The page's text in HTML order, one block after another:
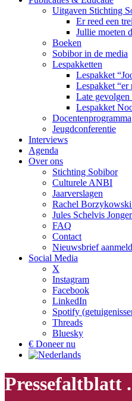
Uitgaven Stichting
Er reed een
Jullie moeten
Boeken
Sobibor in de media
Lespakketten
Lespakket
Lespakket “er
Late
Lespakket
Docentenprogramma
Jeugdconferentie
Interviews
Agenda
Over ons
Stichting Sobibor
Culturele ANBI
Jaarverslagen
Rachel
Jules Schelvis
FAQ
Contact
Nieuwsbrief
Social Media
X
Instagram
Facebook
LinkedIn
Spotify
Threads
Bluesky
€ Doneer nu
Pressefaltblatt